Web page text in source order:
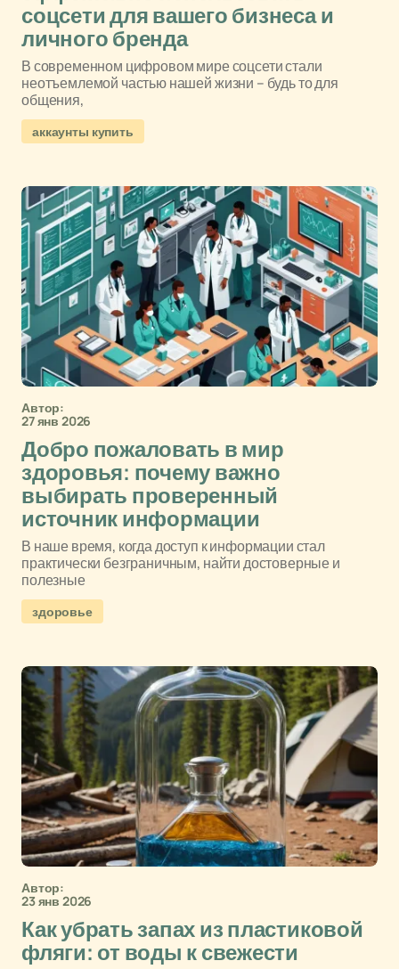
соцсети для вашего бизнеса и
личного бренда
В современном цифровом мире соцсети стали
неотъемлемой частью нашей жизни – будь то для
общения,
аккаунты купить
Автор:
27 янв 2026
Добро пожаловать в мир
здоровья: почему важно
выбирать проверенный
источник информации
В наше время, когда доступ к информации стал
практически безграничным, найти достоверные и
полезные
здоровье
Автор:
23 янв 2026
Как убрать запах из пластиковой
фляги: от воды к свежести